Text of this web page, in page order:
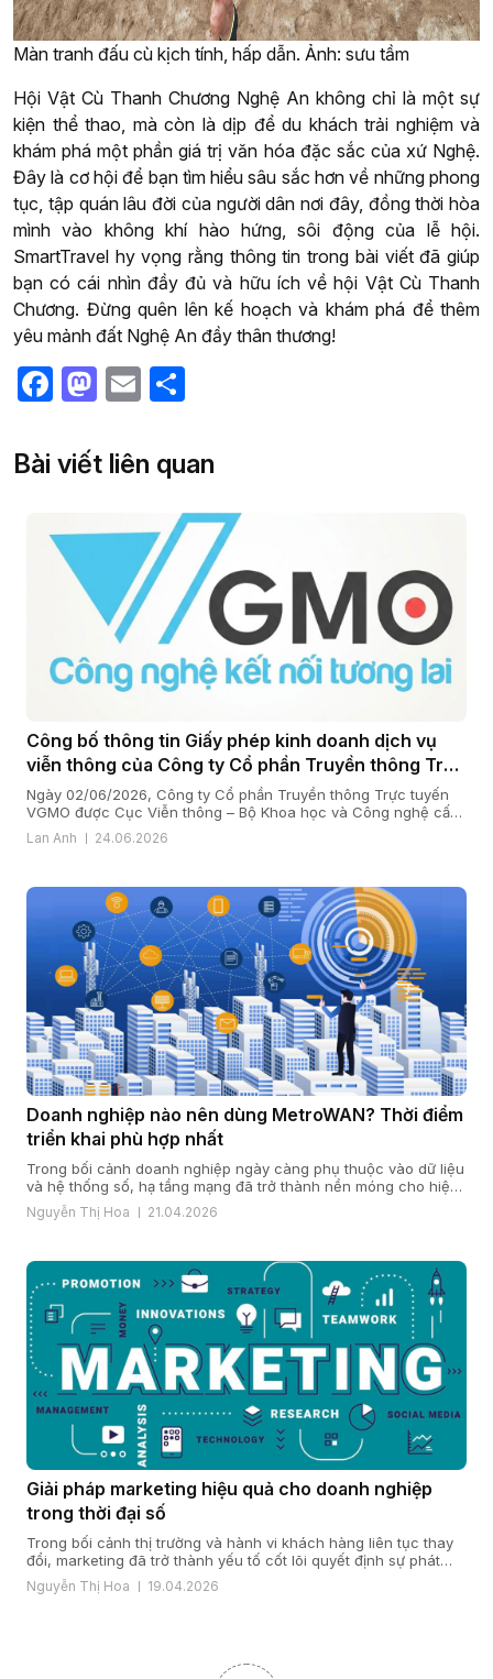
Màn tranh đấu cù kịch tính, hấp dẫn. Ảnh: sưu tầm
Hội Vật Cù Thanh Chương Nghệ An không chỉ là một sự
kiện thể thao, mà còn là dịp để du khách trải nghiệm và
khám phá một phần giá trị văn hóa đặc sắc của xứ Nghệ.
Đây là cơ hội để bạn tìm hiểu sâu sắc hơn về những phong
tục, tập quán lâu đời của người dân nơi đây, đồng thời hòa
mình vào không khí hào hứng, sôi động của lễ hội.
SmartTravel hy vọng rằng thông tin trong bài viết đã giúp
bạn có cái nhìn đầy đủ và hữu ích về hội Vật Cù Thanh
Chương. Đừng quên lên kế hoạch và khám phá để thêm
yêu mảnh đất Nghệ An đầy thân thương!
Facebook
Mastodon
Email
Bài viết liên quan
Công bố thông tin Giấy phép kinh doanh dịch vụ
viễn thông của Công ty Cổ phần Truyền thông Trực
tuyến VGMO
Ngày 02/06/2026, Công ty Cổ phần Truyền thông Trực tuyến
VGMO được Cục Viễn thông – Bộ Khoa học và Công nghệ cấp
Giấy phép kinh doanh dịch vụ viễn thông số 180/GP-CVT. Thực
hiện quy định tại khoản 6 Điều 35 Nghị định số 163/2024/NĐ-
Lan Anh 24.06.2026
Doanh nghiệp nào nên dùng MetroWAN? Thời điểm
triển khai phù hợp nhất
Trong bối cảnh doanh nghiệp ngày càng phụ thuộc vào dữ liệu
và hệ thống số, hạ tầng mạng đã trở thành nền móng cho hiệu
quả vận hành và năng lực cạnh tranh. Khi quy mô mở rộng, chi
nhánh gia tăng và yêu cầu bảo mật, ổn định ngày càng cao,
Nguyễn Thị Hoa 21.04.2026
Giải pháp marketing hiệu quả cho doanh nghiệp
trong thời đại số
Trong bối cảnh thị trường và hành vi khách hàng liên tục thay
đổi, marketing đã trở thành yếu tố cốt lõi quyết định sự phát
triển của doanh nghiệp. Một giải pháp marketing hiệu quả nằm
ở cách doanh nghiệp hiểu khách hàng, xây dựng chiến lược
Nguyễn Thị Hoa 19.04.2026